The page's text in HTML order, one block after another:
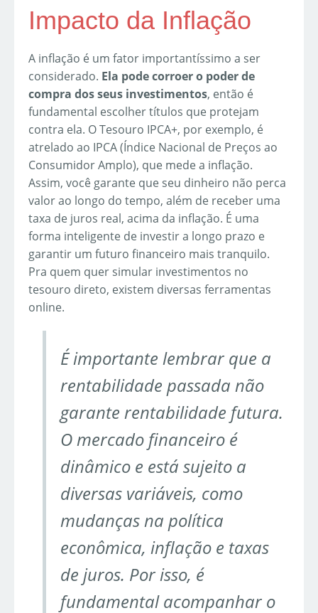
Impacto da Inflação
A inflação é um fator importantíssimo a ser
considerado. Ela pode corroer o poder de
compra dos seus investimentos, então é
fundamental escolher títulos que protejam
contra ela. O Tesouro IPCA+, por exemplo, é
atrelado ao IPCA (Índice Nacional de Preços ao
Consumidor Amplo), que mede a inflação.
Assim, você garante que seu dinheiro não perca
valor ao longo do tempo, além de receber uma
taxa de juros real, acima da inflação. É uma
forma inteligente de investir a longo prazo e
garantir um futuro financeiro mais tranquilo.
Pra quem quer simular investimentos no
tesouro direto, existem diversas ferramentas
online.
É importante lembrar que a
rentabilidade passada não
garante rentabilidade futura.
O mercado financeiro é
dinâmico e está sujeito a
diversas variáveis, como
mudanças na política
econômica, inflação e taxas
de juros. Por isso, é
fundamental acompanhar o